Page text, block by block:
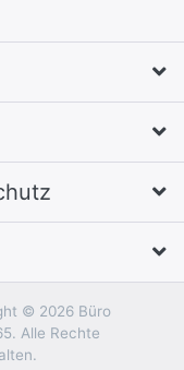
© 2026 Büro
Alle Rechte